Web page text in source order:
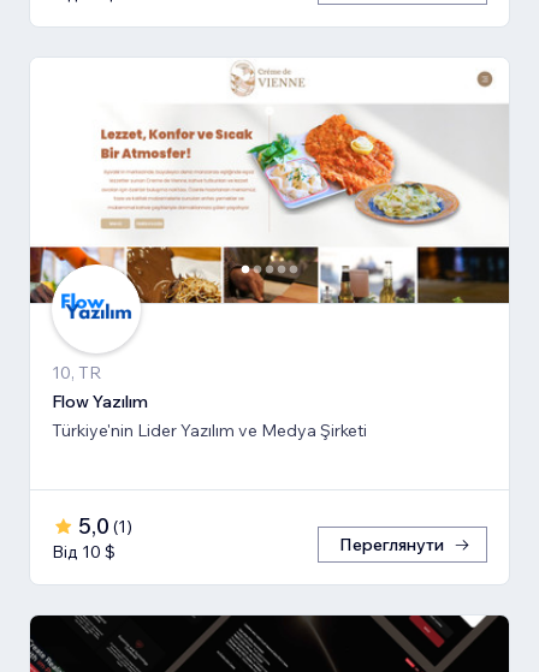
10, TR
Flow Yazılım
Türkiye'nin Lider Yazılım ve Medya Şirketi
5,0 (1)
Від 10 $
Переглянути